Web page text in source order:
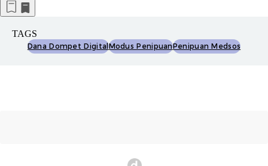
TAGS
Dana Dompet DigitalModus PenipuanPenipuan Medsos